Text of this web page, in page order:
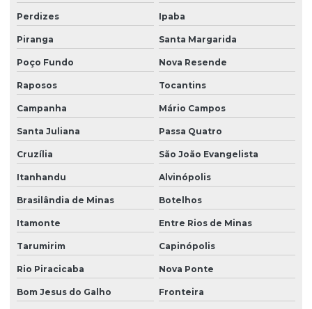
Perdizes Ipaba
Piranga Santa Margarida
Poço Fundo Nova Resende
Raposos Tocantins
Campanha Mário Campos
Santa Juliana Passa Quatro
Cruzília São João Evangelista
Itanhandu Alvinópolis
Brasilândia de Minas Botelhos
Itamonte Entre Rios de Minas
Tarumirim Capinópolis
Rio Piracicaba Nova Ponte
Bom Jesus do Galho Fronteira